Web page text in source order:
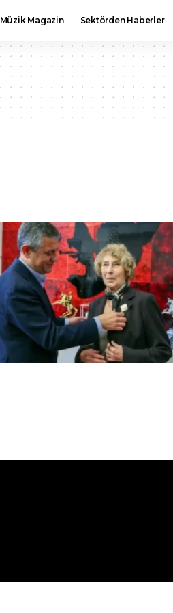
Müzik Magazin Sektörden Haberler